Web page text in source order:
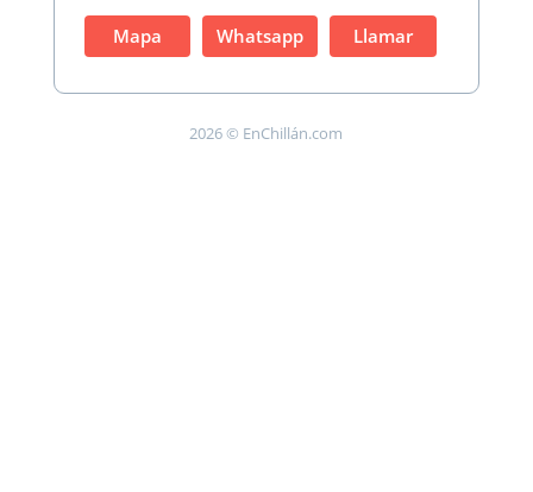
Mapa Whatsapp Llamar
2026 © EnChillán.com